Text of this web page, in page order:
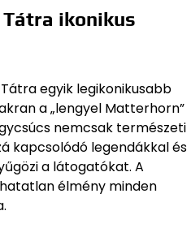
ikonikus
egyik legikonikusabb
a „lengyel Matterhorn”
nemcsak természeti
kapcsolódó legendákkal és
a látogatókat. A
élmény minden